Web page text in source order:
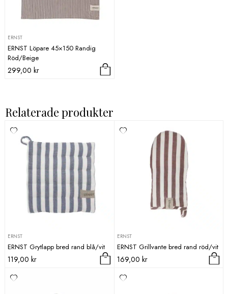
ERNST
ERNST Löpare 45×150 Randig
Röd/Beige
299,00 kr
Relaterade produkter
ERNST
ERNST Grytlapp bred rand blå/vit
119,00 kr
ERNST
ERNST Grillvante bred rand röd/vit
169,00 kr